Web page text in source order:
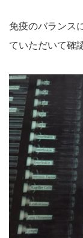
免疫のバランス
ていただいて確